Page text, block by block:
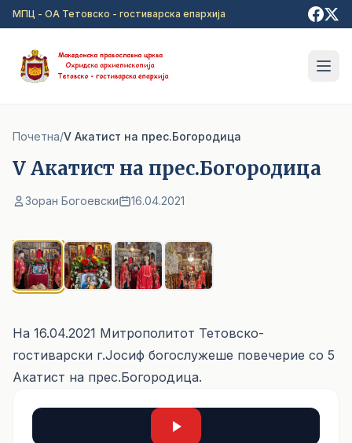
Прејди на главна содржина
МПЦ - ОА Тетовско - гостиварска епархија
Почетна/V Акатист на прес.Богородица
V Акатист на прес.Богородица
Зоран Богоевски 16.04.2021
На 16.04.2021 Митрополитот Тетовско-
гостиварски г.Јосиф богослужеше повечерие со 5
Акатист на прес.Богородица.